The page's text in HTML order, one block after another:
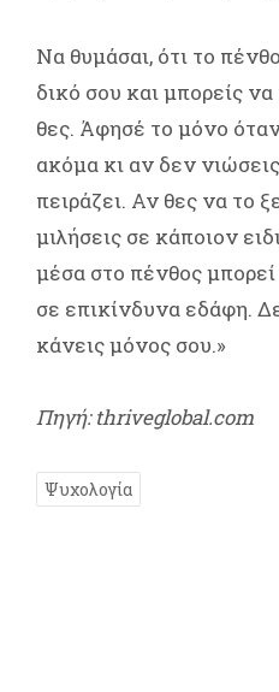
Να θυμάσαι, ότι το
δικό σου και μπορείς
θες. Άφησέ το μόνο
ακόμα κι αν δεν
πειράζει. Αν θες να το
μιλήσεις σε κάποιον
μέσα στο πένθος
σε επικίνδυνα εδάφη.
κάνεις μόνος σου.»
Πηγή: thriveglobal.com
Ψυχολογία